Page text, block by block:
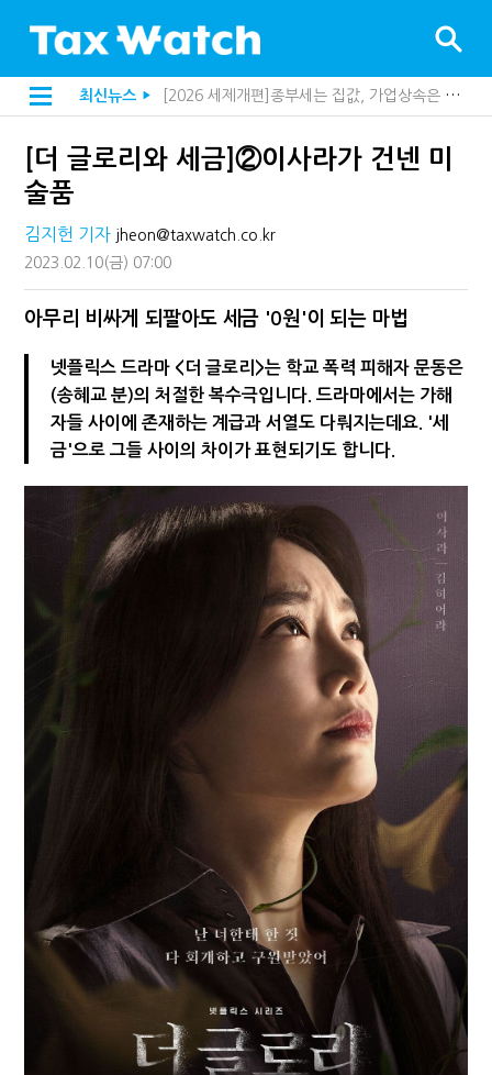
최신뉴스 ▶
[2026 세제개편]종부세는 집값, 가업상속은 기술…납세자가 꼭 볼 5가지
[2026 세제개편]10년 실거주도 불안…1주택자 세 부담 어떻게 달라질까
전자담배 통관, 이제 제품이 아니라 공급망을 본다
"세무플랫폼 문제 해결될 것"…세무사회 진단, 왜
배달라이더 원천징수 세금 인하…환급 플랫폼 수익성 악화될까
상속·증여세 조사, 이제 코인거래소까지 샅샅이 본다
고액자산가 더 옥죈다…해외신탁 미신고 제보에 포상금
반도체·AI로봇 국내 생산땐 세금 깎아준다
"10년 넘게 7급은 문제"...인사로 답한 임광현 국세청장
[더 글로리와 세금]②이사라가 건넨 미
술품
김지헌 기자 jheon@taxwatch.co.kr
2023.02.10(금) 07:00
아무리 비싸게 되팔아도 세금 '0원'이 되는 마법
넷플릭스 드라마 <더 글로리>는 학교 폭력 피해자 문동은
(송혜교 분)의 처절한 복수극입니다. 드라마에서는 가해
자들 사이에 존재하는 계급과 서열도 다뤄지는데요. '세
금'으로 그들 사이의 차이가 표현되기도 합니다.